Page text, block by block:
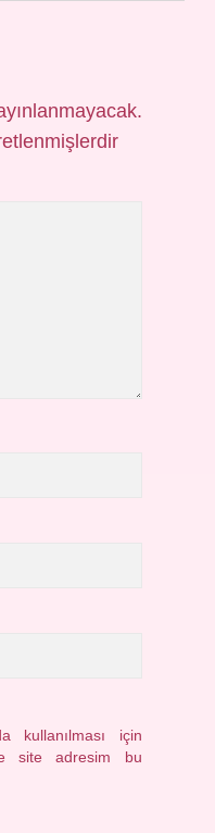
kullanılması için
site adresim bu